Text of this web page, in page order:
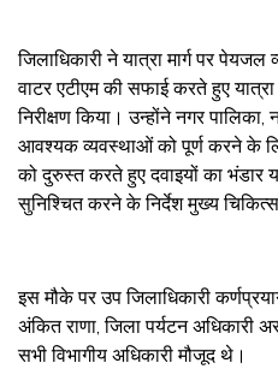
जिलाधिकारी ने यात्रा मार्ग पर
वाटर एटीएम की सफाई करते हुए
निरीक्षण किया। उन्होंने नगर
आवश्यक व्यवस्थाओं को पूर्ण करने के
को दुरुस्त करते हुए दवाइयों का भंडार
सुनिश्चित करने के निर्देश मुख्य
इस मौके पर उप जिलाधिकारी
अंकित राणा, जिला पर्यटन अधिकारी
सभी विभागीय अधिकारी मौजूद थे।